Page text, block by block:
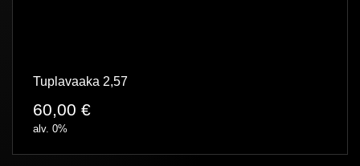
Tuplavaaka 2,57
60,00 €
alv. 0%